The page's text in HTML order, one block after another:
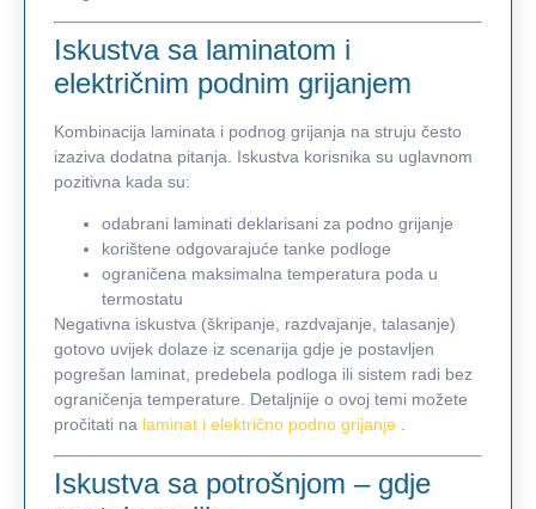
Iskustva sa laminatom i
električnim podnim grijanjem
Kombinacija laminata i podnog grijanja na struju često
izaziva dodatna pitanja. Iskustva korisnika su uglavnom
pozitivna kada su:
odabrani laminati deklarisani za podno grijanje
korištene odgovarajuće tanke podloge
ograničena maksimalna temperatura poda u
termostatu
Negativna iskustva (škripanje, razdvajanje, talasanje)
gotovo uvijek dolaze iz scenarija gdje je postavljen
pogrešan laminat, predebela podloga ili sistem radi bez
ograničenja temperature. Detaljnije o ovoj temi možete
pročitati na laminat i električno podno grijanje .
Iskustva sa potrošnjom – gdje